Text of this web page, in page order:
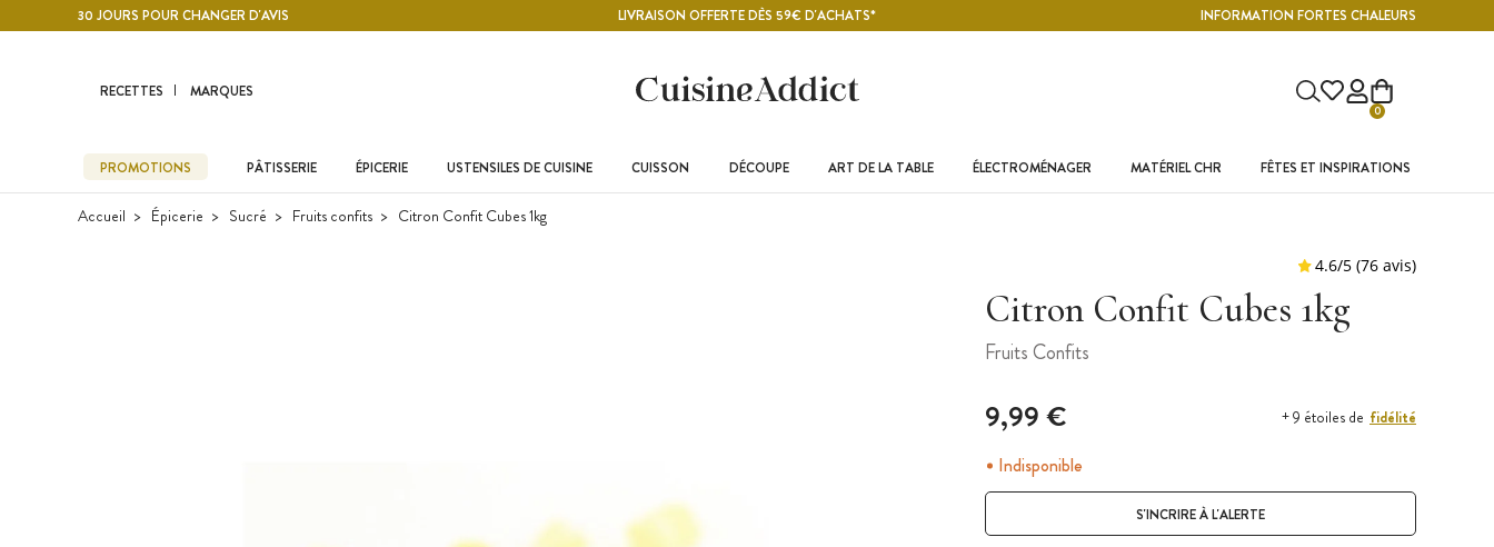
Contenu principal30 JOURS POUR CHANGER D'AVIS LIVRAISON OFFERTE DÈS 59€ D'ACHATS* INFORMATION FORTES CHALEURS
RECETTES MARQUES
0
PROMOTIONS PÂTISSERIE ÉPICERIE USTENSILES DE CUISINE CUISSON DÉCOUPE ART DE LA TABLE ÉLECTROMÉNAGER MATÉRIEL CHR FÊTES ET INSPIRATIONS
Accueil Épicerie Sucré Fruits confits Citron Confit Cubes 1kg
Citron Confit Cubes 1kg
Fruits Confits
9,99 € + 9 étoiles de fidélité
Indisponible
S'INCRIRE À L'ALERTE